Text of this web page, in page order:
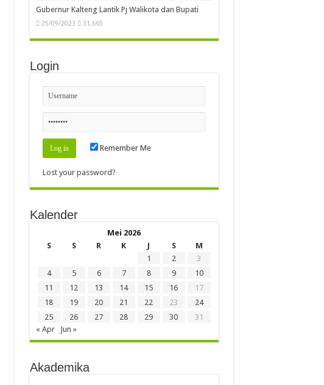
Gubernur Kalteng Lantik Pj Walikota dan Bupati
25/09/2023 31,665
Login
Remember Me
Lost your password?
Kalender
Mei 2026
S
S R K J S
M
1
2
3
4
5 6 7 8 9
10
11
12 13 14 15 16
17
18
19 20 21 22 23
24
25
26 27 28 29 30
31
« Apr
Jun »
Akademika